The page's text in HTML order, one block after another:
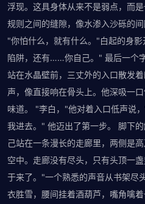
浮现。这具身体从来不是弱点，而
规则之间的缝隙，像水渗入沙砾的
"你怕什么，就有什么。"白起的身
陷阱，还有……你自己。" 最后一个
站在水晶壁前，三丈外的入口散发
声，像直接响在骨头上。他深吸一
味道。 "李白，"他对着入口低声说
我进去。" 他迈出了第一步。 脚下
己站在一条漫长的走廊里，两侧是
空中。走廊没有尽头，只有头顶一
于来了。"一个熟悉的声音从书架尽
衣胜雪，腰间挂着酒葫芦，嘴角噙